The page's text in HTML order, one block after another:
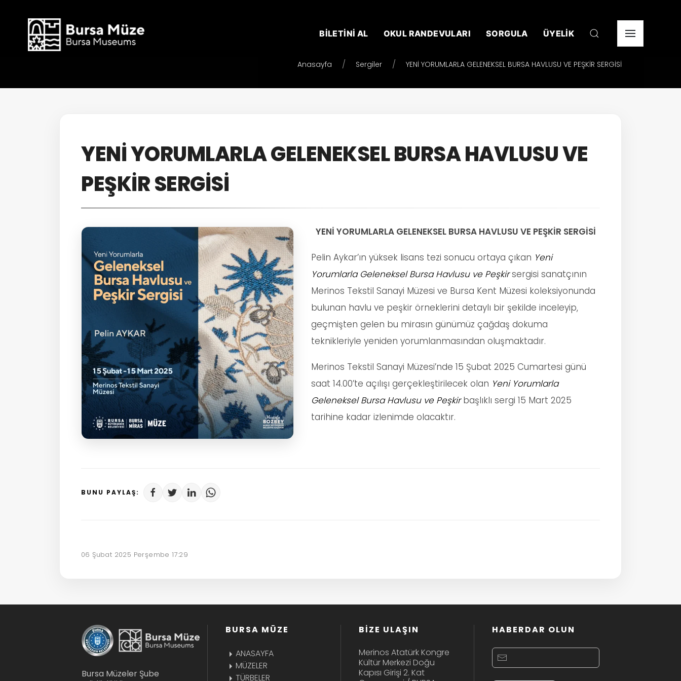
BİLETİNİ AL OKUL RANDEVULARI SORGULA ÜYELİK
Anasayfa Sergiler YENİ YORUMLARLA GELENEKSEL BURSA HAVLUSU VE PEŞKİR SERGİSİ
YENİ YORUMLARLA GELENEKSEL BURSA HAVLUSU VE
PEŞKİR SERGİSİ
YENİ YORUMLARLA GELENEKSEL BURSA HAVLUSU VE PEŞKİR SERGİSİ
Pelin Aykar’ın yüksek lisans tezi sonucu ortaya çıkan Yeni
Yorumlarla Geleneksel Bursa Havlusu ve Peşkirsergisi sanatçının
Merinos Tekstil Sanayi Müzesi ve Bursa Kent Müzesi koleksiyonunda
bulunan havlu ve peşkir örneklerini detaylı bir şekilde inceleyip,
geçmişten gelen bu mirasın günümüz çağdaş dokuma
teknikleriyle yeniden yorumlanmasından oluşmaktadır.
Merinos Tekstil Sanayi Müzesi’nde 15 Şubat 2025 Cumartesi günü
saat 14.00’te açılışı gerçekleştirilecek olan Yeni Yorumlarla
Geleneksel Bursa Havlusu ve Peşkirbaşlıklı sergi 15 Mart 2025
tarihine kadar izlenimde olacaktır.
BUNU PAYLAŞ:
06 Şubat 2025 Perşembe 17:29
Bursa Müzeler Şube
BURSA MÜZE
ANASAYFA
MÜZELER
TÜRBELER
BİZE ULAŞIN
Merinos Atatürk Kongre
Kültür Merkezi Doğu
Kapısı Girişi 2. Kat
HABERDAR OLUN